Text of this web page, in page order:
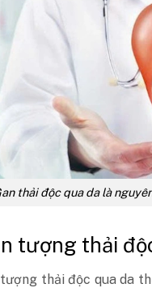
thải độc qua da là
tượng thải
thải độc qua da